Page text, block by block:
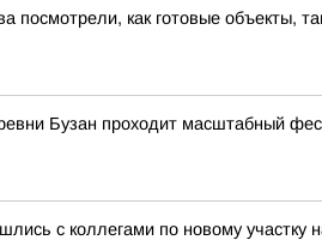
посмотрели, как готовые объекты,
Бузан проходит масштабный
с коллегами по новому